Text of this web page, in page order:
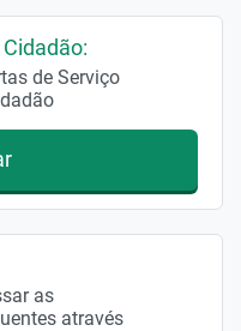
de Serviço
as
através